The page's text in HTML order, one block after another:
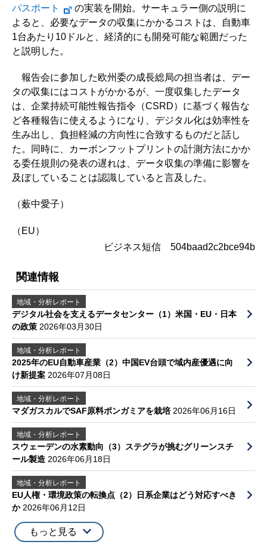
パスポート
の実装を開始。サーキュラー側の説明に
よると、必要なデータの収集にかかるコストは、自動車
1台あたり10ドルと、経済的にも開発可能な範囲だった
と説明した。
報告会に参加した欧州委の成長総局の担当者は、デー
タの収集にはコストがかかるが、一度収集したデータ
は、企業持続可能性報告指令（CSRD）に基づく報告な
ど各種報告に使えるようになり、デジタル化は効率性を
生み出し、負担軽減の方向性に合致するものだと話し
た。同時に、カーボンフットプリントの計測方法にかか
る委任規則の発表の遅れは、データ収集の準備に影響を
及ぼしていることは認識していると言及した。
（薮中愛子）
（EU）
ビジネス短信 504baad2c2bce94b
関連情報
地域・分析レポート
デジタル社会を支えるデータセンター（1）米国・EU・日本
の政策 2026年03月30日
地域・分析レポート
2025年のEU自動車産業（2）中国EV台頭で域内産優遇に向
け新提案 2026年07月08日
地域・分析レポート
マダガスカルでSAF原料ポンガミアを栽培 2026年06月16日
地域・分析レポート
スウェーデンの水素動向（3）ステグラが挑むグリーンスチ
ール製造 2026年06月18日
地域・分析レポート
EU人権・環境政策の転換点（2）日系企業はどう対応すべき
か 2026年06月12日
もっと見る